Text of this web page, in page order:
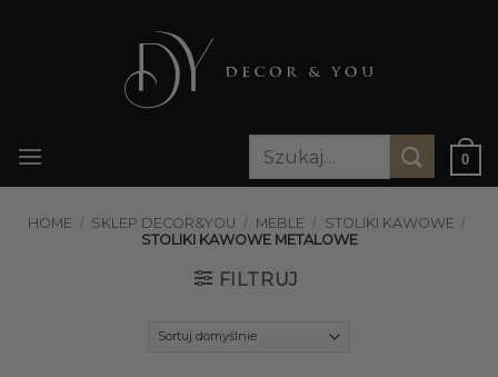
Szukaj:
0
HOME / SKLEP DECOR&YOU / MEBLE / STOLIKI KAWOWE /
STOLIKI KAWOWE METALOWE
FILTRUJ